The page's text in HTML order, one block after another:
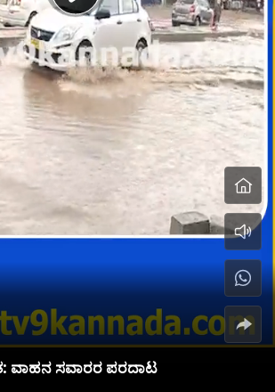
ವಾಹನ ಸವಾರರ ಪರದಾಟ